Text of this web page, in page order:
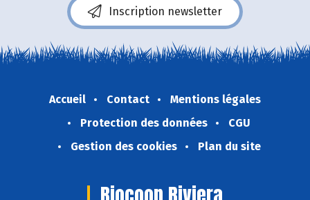
Inscription newsletter
Accueil Contact
Mentions légales
Protection des données
CGU
Gestion des cookies
Plan du site